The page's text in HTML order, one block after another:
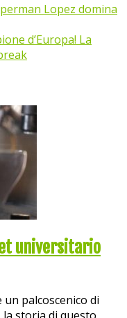
Lopez domina
d’Europa! La
universitario
palcoscenico di
storia di questo